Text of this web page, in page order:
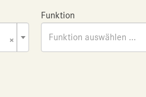
×
Funktion
Funktion auswählen ...